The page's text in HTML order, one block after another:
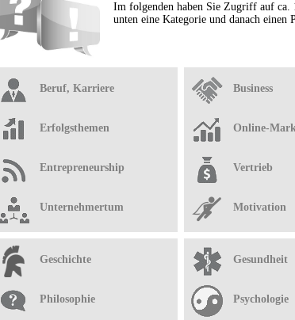
Im folgenden haben Sie Zugriff auf ca.
unten eine Kategorie und danach einen
Beruf, Karriere
Erfolgsthemen
Entrepreneurship
Unternehmertum
Business
Online-
Vertrieb
Motivation
Geschichte
Philosophie
Gesundheit
Psychologie